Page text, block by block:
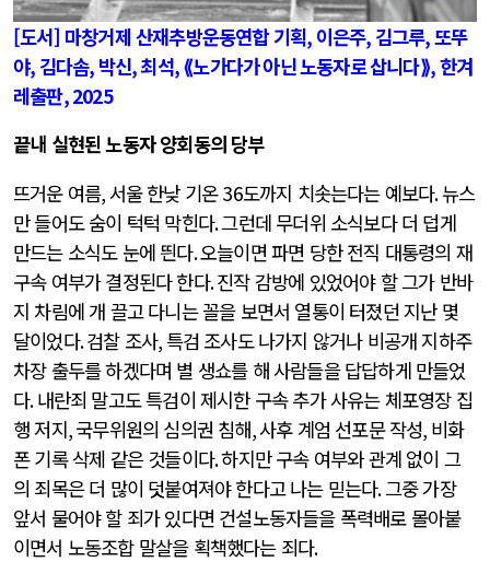
[도서] 마창거제 산재추방운동연합 기획, 이은주, 김그루,또뚜
야, 김다솜, 박신,최석, ⟪노가다가 아닌 노동자로 삽니다⟫,한겨
레출판, 2025
끝내 실현된 노동자 양회동의 당부
뜨거운 여름, 서울 한낮 기온36도까지 치솟는다는 예보다.뉴스
만 들어도 숨이 턱턱 막힌다.그런데 무더위 소식보다 더 덥게
만드는 소식도 눈에 띈다. 오늘이면 파면 당한 전직 대통령의 재
구속 여부가 결정된다 한다.진작 감방에 있었어야 할 그가 반바
지 차림에 개 끌고 다니는 꼴을 보면서 열통이 터졌던 지난 몇
달이었다.검찰 조사,특검 조사도 나가지 않거나 비공개 지하주
차장 출두를 하겠다며 별 생쇼를 해 사람들을 답답하게 만들었
다.내란죄 말고도 특검이 제시한 구속 추가 사유는 체포영장 집
행 저지,국무위원의 심의권 침해,사후 계엄 선포문 작성, 비화
폰 기록 삭제 같은 것들이다.하지만 구속 여부와 관계 없이 그
의 죄목은 더 많이 덧붙여져야 한다고 나는 믿는다.그중 가장
앞서 물어야 할 죄가 있다면 건설노동자들을 폭력배로 몰아붙
이면서 노동조합 말살을 획책했다는 죄다.